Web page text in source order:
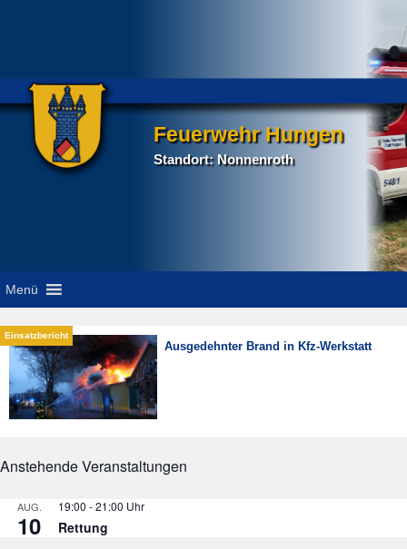
Feuerwehr Hungen
Standort: Nonnenroth
Menü
Ausgedehnter Brand in Kfz-Werkstatt
Anstehende Veranstaltungen
AUG.
10
19:00 -21:00
Rettung